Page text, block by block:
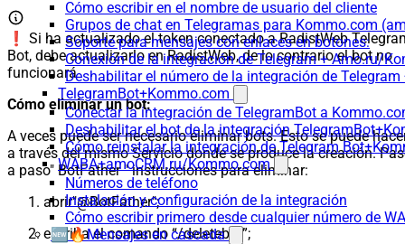
Cómo escribir en el nombre de usuario del cliente
Grupos de chat en Telegramas para Kommo.com
Soporte para mensajes con enlaces en botones:
Conexión de la integración de Telegram + Amo.ru/
Deshabilitar el número de la integración de
TelegramBot+Kommo.com
Conectar la integración de TelegramBot a
Deshabilitar el bot de la integración
Cómo reinstalar la integración de Telegram
WABA+amoCRM.ru/Kommo.com
Números de teléfono
Instalación y configuración de la integración
Cómo escribir primero desde cualquier número de
🆕🔥Mensajes en cascada
❗️ Si ha actualizado el token conectado a RadistWeb
Bot, debe actualizarlo en RadistWeb, de lo contrario el bot no
funcionará
Cómo eliminar un bot:
A veces puede ser necesario eliminar bots. Esto se puede
a través del mismo Servicio donde se produce la creación.
a paso" BotFather " instrucciones para eliminar:
abrir"@BotFather";
escriba el comando “/deletebot”;